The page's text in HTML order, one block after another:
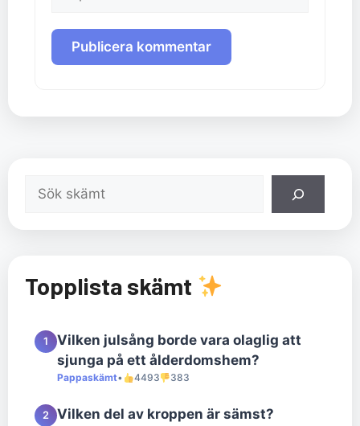
Sök
Topplista skämt
1
Vilken julsång borde vara olaglig att
sjunga på ett ålderdomshem?
Pappaskämt• 4493 383
2 Vilken del av kroppen är sämst?